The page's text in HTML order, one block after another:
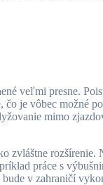
veľmi presne.
čo je vôbec možné
mimo
zvláštne rozšírenie.
práce s
bude v zahraničí